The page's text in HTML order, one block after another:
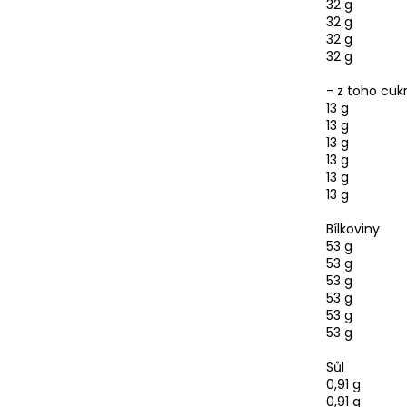
32 g
32 g
32 g
32 g
- z toho
13 g
13 g
13 g
13 g
13 g
13 g
Bílkoviny
53 g
53 g
53 g
53 g
53 g
53 g
Sůl
0,91 g
0,91 g